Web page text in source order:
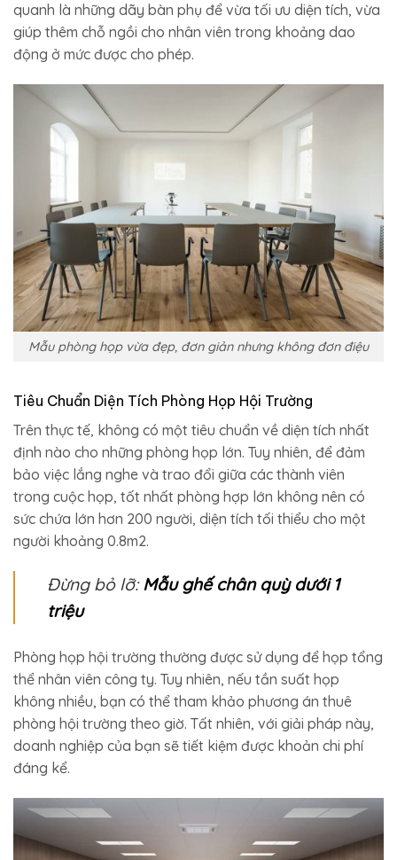
quanh là những dãy bàn phụ để vừa tối ưu diện tích, vừa
giúp thêm chỗ ngồi cho nhân viên trong khoảng dao
động ở mức được cho phép.
Mẫu phòng họp vừa đẹp, đơn giản nhưng không đơn điệu
Tiêu Chuẩn Diện Tích Phòng Họp Hội Trường
Trên thực tế, không có một tiêu chuẩn về diện tích nhất
định nào cho những phòng họp lớn. Tuy nhiên, để đảm
bảo việc lắng nghe và trao đổi giữa các thành viên
trong cuộc họp, tốt nhất phòng hợp lớn không nên có
sức chứa lớn hơn 200 người, diện tích tối thiểu cho một
người khoảng 0.8m2.
Đừng bỏ lỡ: Mẫu ghế chân quỳ dưới 1
triệu
Phòng họp hội trường thường được sử dụng để họp tổng
thể nhân viên công ty. Tuy nhiên, nếu tần suất họp
không nhiều, bạn có thể tham khảo phương án thuê
phòng hội trường theo giờ. Tất nhiên, với giải pháp này,
doanh nghiệp của bạn sẽ tiết kiệm được khoản chi phí
đáng kể.